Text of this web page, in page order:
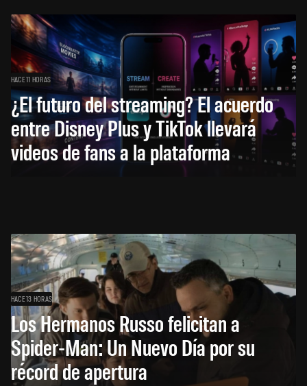
HACE 11 HORAS
¿El futuro del streaming? El acuerdo
entre Disney Plus y TikTok llevará
videos de fans a la plataforma
HACE 13 HORAS
Los Hermanos Russo felicitan a
Spider-Man: Un Nuevo Día por su
récord de apertura